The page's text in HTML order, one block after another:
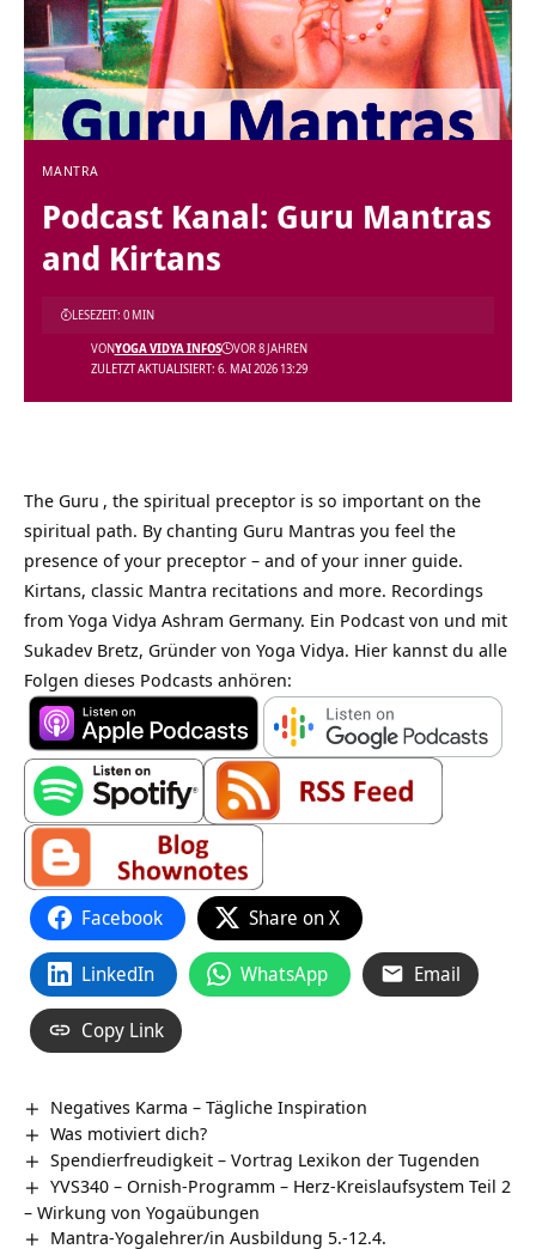
MANTRA
Podcast Kanal: Guru Mantras
and Kirtans
ZULETZT AKTUALISIERT: 6. MAI 2026 13:29
VONYOGA VIDYA INFOS VOR 8 JAHREN
LESEZEIT: 0 MIN
The Guru , the spiritual preceptor is so important on the
spiritual path. By chanting Guru Mantras you feel the
presence of your preceptor – and of your inner guide.
Kirtans, classic Mantra recitations and more. Recordings
from Yoga Vidya Ashram Germany. Ein Podcast von und mit
Sukadev Bretz, Gründer von Yoga Vidya. Hier kannst du alle
Folgen dieses Podcasts anhören:
Facebook Share on X
LinkedIn WhatsApp Email
Copy Link
Negatives Karma – Tägliche Inspiration
Was motiviert dich?
Spendierfreudigkeit – Vortrag Lexikon der Tugenden
YVS340 – Ornish-Programm – Herz-Kreislaufsystem Teil 2
– Wirkung von Yogaübungen
Mantra-Yogalehrer/in Ausbildung 5.-12.4.